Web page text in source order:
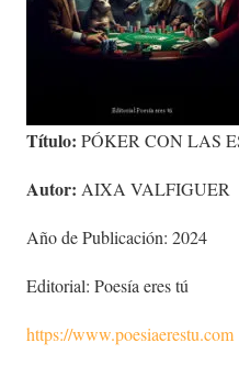
Título: PÓKER CON LAS
Autor: AIXA VALFIGUER
Año de Publicación: 2024
Editorial: Poesía eres tú
https://www.poesiaerestu.com